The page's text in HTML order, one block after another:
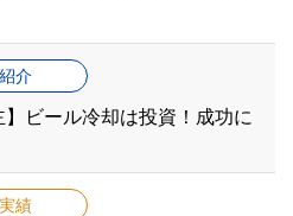
介
】ビール冷却は投資！成功に
績